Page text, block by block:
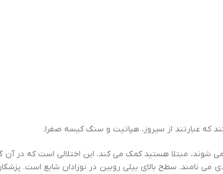
که عبارتند از سیروز، هپاتیت و سنگ کیسه صفرا.
مبتلا هستید کمک می کند. این اختلالی است که در
نامند. سطح بالای بیلی روبین در نوزادان شایع است.